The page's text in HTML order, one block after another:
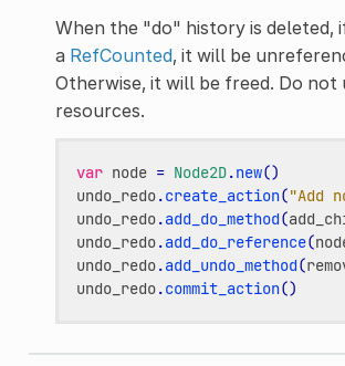
When the "do" history is deleted,
a RefCounted, it will be
Otherwise, it will be freed. Do not
resources.
var node = Node2D.new()
undo_redo.create_action("Add
undo_redo.add_do_method(
undo_redo.add_do_reference(
undo_redo.add_undo_method(
undo_redo.commit_action()